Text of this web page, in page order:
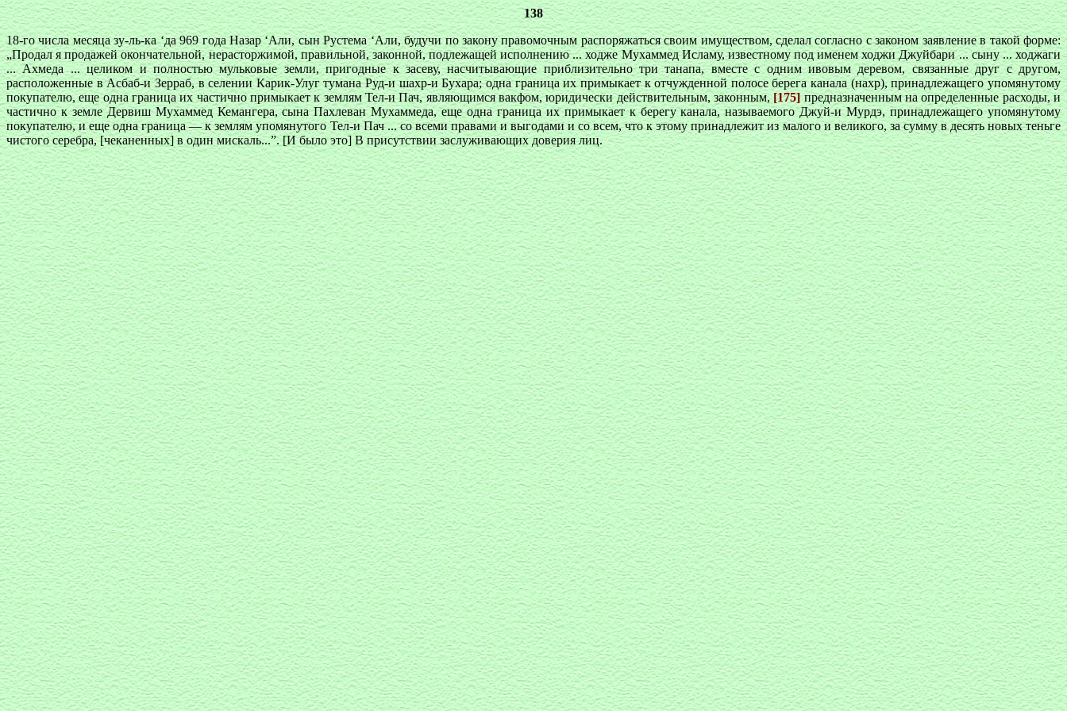
138
18-го числа месяца зу-ль-ка ‘да 969 года Назар ‘Али, сын Рустема ‘Али, будучи по закону правомочным распоряжаться своим имуществом, сделал согласно с законом заявление в такой форме:
„Продал я продажей окончательной, нерасторжимой, правильной, законной, подлежащей исполнению ... ходже Мухаммед Исламу, известному под именем ходжи Джуйбари ... сыну ... ходжаги
... Ахмеда ... целиком и полностью мульковые земли, пригодные к засеву, насчитывающие приблизительно три танапа, вместе с одним ивовым деревом, связанные друг с другом,
расположенные в Асбаб-и Зерраб, в селении Карик-Улуг тумана Руд-и шахр-и Бухара; одна граница их примыкает к отчужденной полосе берега канала (нахр), принадлежащего упомянутому
покупателю, еще одна граница их частично примыкает к землям Тел-и Пач, являющимся вакфом, юридически действительным, законным,[175]предназначенным на определенные расходы, и
частично к земле Дервиш Мухаммед Кемангера, сына Пахлеван Мухаммеда, еще одна граница их примыкает к берегу канала, называемого Джуй-и Мурдэ, принадлежащего упомянутому
покупателю, и еще одна граница — к землям упомянутого Тел-и Пач ... со всеми правами и выгодами и со всем, что к этому принадлежит из малого и великого, за сумму в десять новых теньге
чистого серебра, [чеканенных] в один мискаль...”. [И было это] В присутствии заслуживающих доверия лиц.